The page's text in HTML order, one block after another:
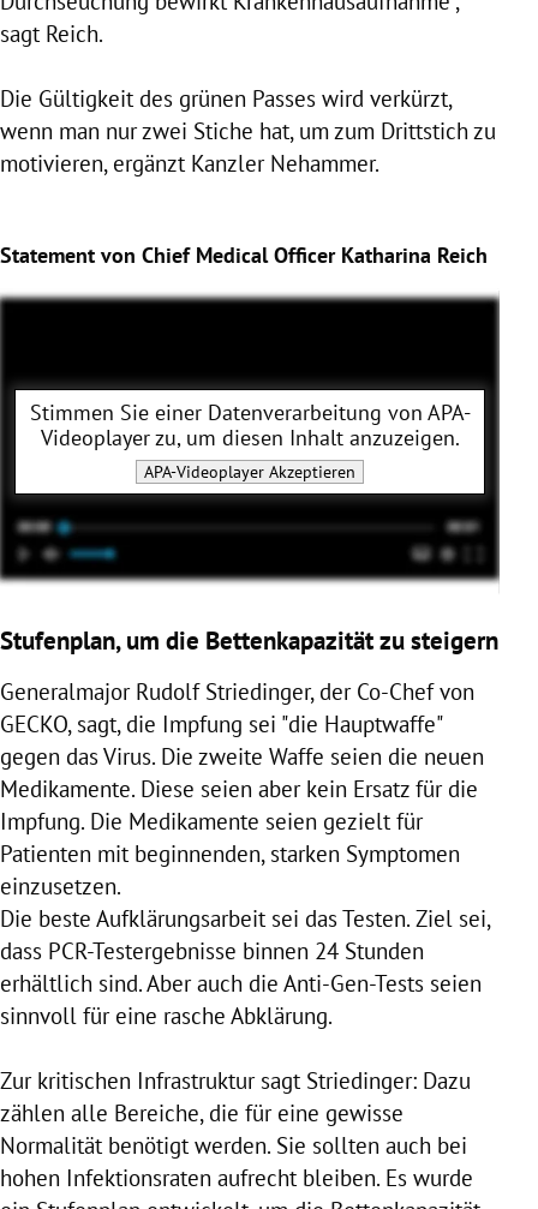
sagt Reich.
Die Gültigkeit des grünen Passes wird verkürzt,
wenn man nur zwei Stiche hat, um zum Drittstich zu
motivieren, ergänzt Kanzler Nehammer.
Statement von Chief Medical Officer Katharina Reich
Stimmen Sie einer Datenverarbeitung von APA-
Videoplayerzu, um diesen Inhalt anzuzeigen.
APA-Videoplayer Akzeptieren
Stufenplan, um die Bettenkapazität zu steigern
Generalmajor Rudolf Striedinger, der Co-Chef von
GECKO, sagt, die Impfung sei "die Hauptwaffe"
gegen das Virus. Die zweite Waffe seien die neuen
Medikamente. Diese seien aber kein Ersatz für die
Impfung. Die Medikamente seien gezielt für
Patienten mit beginnenden, starken Symptomen
einzusetzen.
Die beste Aufklärungsarbeit sei das Testen. Ziel sei,
dass PCR-Testergebnisse binnen 24 Stunden
erhältlich sind. Aber auch die Anti-Gen-Tests seien
sinnvoll für eine rasche Abklärung.
Zur kritischen Infrastruktur sagt Striedinger: Dazu
zählen alle Bereiche, die für eine gewisse
Normalität benötigt werden. Sie sollten auch bei
hohen Infektionsraten aufrecht bleiben. Es wurde